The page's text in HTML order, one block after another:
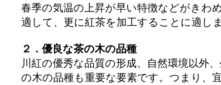
春季の気温の上昇が早い特徴などがきわ
適して、更に紅茶を加工することに適し
２．優良な茶の木の品種
川紅の優秀な品質の形成、自然環境以外
の木の品種も重要な要素です。つまり、